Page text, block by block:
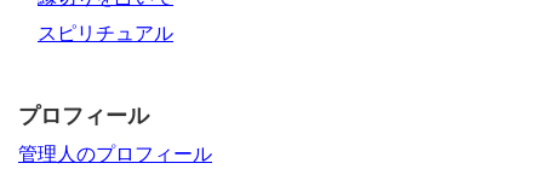
スピリチュアル
プロフィール
管理人のプロフィール